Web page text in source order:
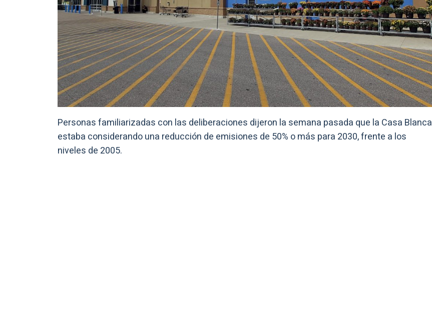
Personas familiarizadas con las deliberaciones dijeron la semana pasada que la Casa Blanca
estaba considerando una reducción de emisiones de 50% o más para 2030, frente a los
niveles de 2005.